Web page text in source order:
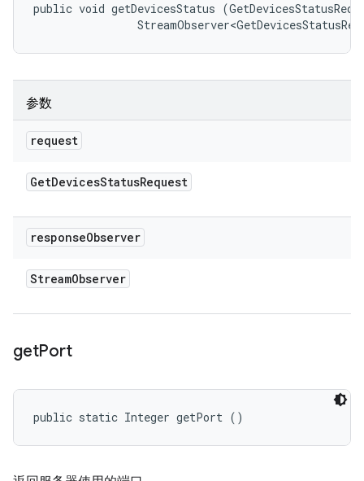
public void getDevicesStatus
参数
request
GetDevicesStatusRequest
responseObserver
StreamObserver
getPort
public static Integer getPort ()